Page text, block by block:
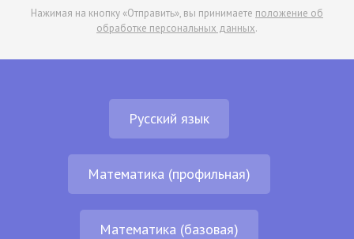
Нажимая на кнопку «Отправить», вы принимаете положение об
обработке персональных данных.
Русский язык
Математика (профильная)
Математика (базовая)